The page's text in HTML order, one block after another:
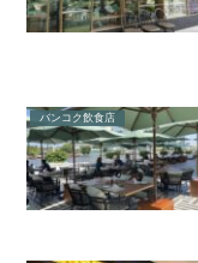
バンコク飲食店